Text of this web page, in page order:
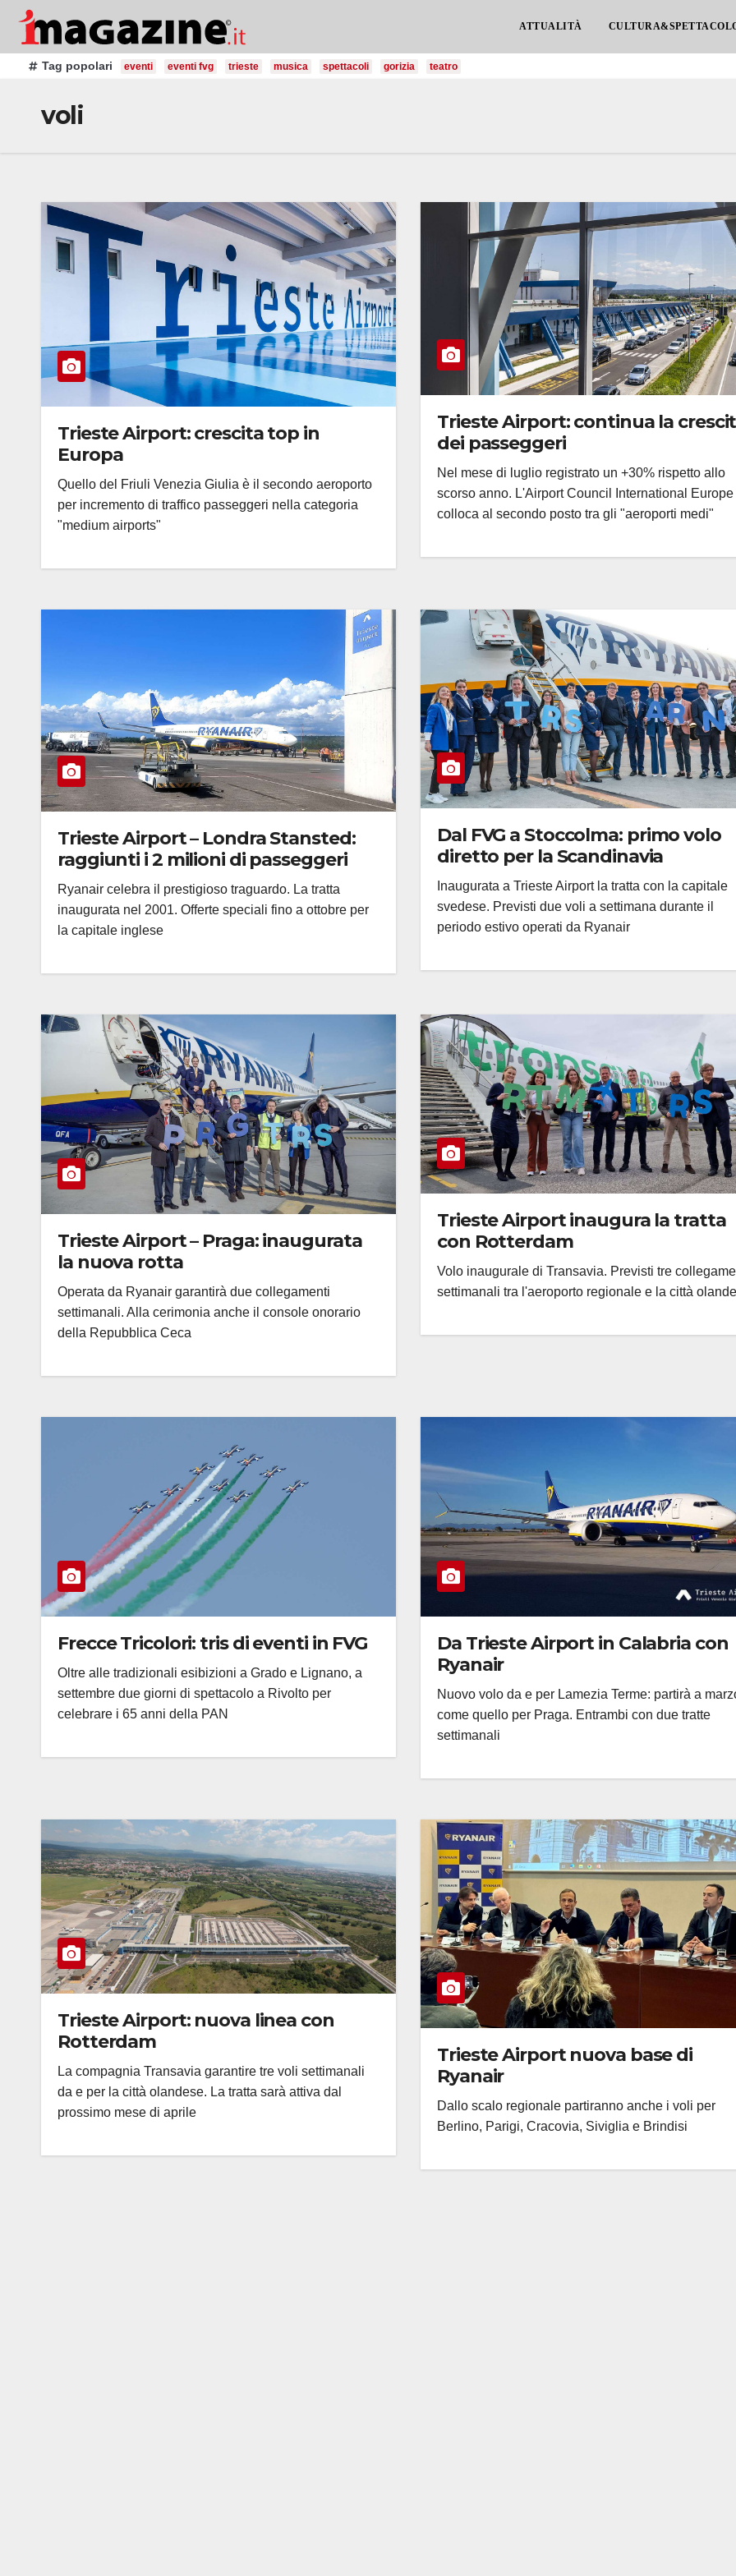
Salta
contenuto
ATTUALITÀ
Tag popolari eventi eventi fvg trieste musica spettacoli gorizia teatro
voli
Trieste Airport: crescita top in
Europa
Quello del Friuli Venezia Giulia è il secondo aeroporto
per incremento di traffico passeggeri nella categoria
"medium airports"
Trieste Airport: continua la
dei passeggeri
Nel mese di luglio registrato un +30% rispetto allo
scorso anno. L'Airport Council International Europe
colloca al secondo posto tra gli "aeroporti medi"
Trieste Airport – Londra Stansted:
raggiunti i 2 milioni di passeggeri
Ryanair celebra il prestigioso traguardo. La tratta
inaugurata nel 2001. Offerte speciali fino a ottobre per
la capitale inglese
Dal FVG a Stoccolma: primo volo
diretto per la Scandinavia
Inaugurata a Trieste Airport la tratta con la capitale
svedese. Previsti due voli a settimana durante il
periodo estivo operati da Ryanair
Trieste Airport – Praga: inaugurata
la nuova rotta
Operata da Ryanair garantirà due collegamenti
settimanali. Alla cerimonia anche il console onorario
della Repubblica Ceca
Trieste Airport inaugura la tratta
con Rotterdam
Volo inaugurale di Transavia. Previsti tre
settimanali tra l'aeroporto regionale e la città
Frecce Tricolori: tris di eventi in FVG
Oltre alle tradizionali esibizioni a Grado e Lignano, a
settembre due giorni di spettacolo a Rivolto per
celebrare i 65 anni della PAN
Da Trieste Airport in Calabria con
Ryanair
Nuovo volo da e per Lamezia Terme: partirà a
come quello per Praga. Entrambi con due tratte
settimanali
Trieste Airport: nuova linea con
Rotterdam
La compagnia Transavia garantire tre voli settimanali
da e per la città olandese. La tratta sarà attiva dal
prossimo mese di aprile
Trieste Airport nuova base di
Ryanair
Dallo scalo regionale partiranno anche i voli per
Berlino, Parigi, Cracovia, Siviglia e Brindisi